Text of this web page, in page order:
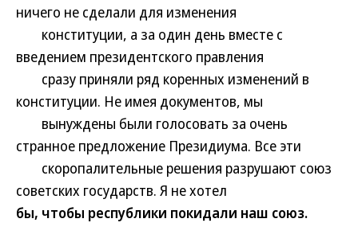
ничего не сделали для изменения
конституции, а за один день вместе с
введением президентского правления
сразу приняли ряд коренных изменений в
конституции. Не имея документов, мы
вынуждены были голосовать за очень
странное предложение Президиума. Все эти
скоропалительные решения разрушают союз
советских государств. Я не хотел
бы, чтобы республики покидали наш союз.